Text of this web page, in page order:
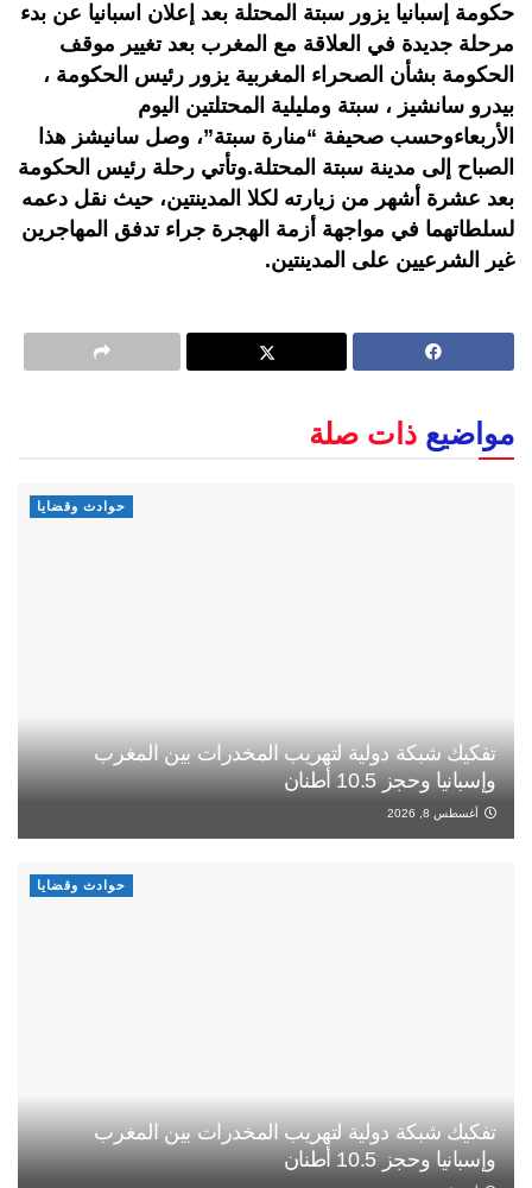
حكومة إسبانيا يزور سبتة المحتلة بعد إعلان اسبانيا عن بدء
مرحلة جديدة في العلاقة مع المغرب بعد تغيير موقف
الحكومة بشأن الصحراء المغربية يزور رئيس الحكومة ،
بيدرو سانشيز ، سبتة ومليلية المحتلتين اليوم
الأربعاءوحسب صحيفة “منارة سبتة”، وصل سانيشز هذا
الصباح إلى مدينة سبتة المحتلة.وتأتي رحلة رئيس الحكومة
بعد عشرة أشهر من زيارته لكلا المدينتين، حيث نقل دعمه
لسلطاتهما في مواجهة أزمة الهجرة جراء تدفق المهاجرين
غير الشرعيين على المدينتين.
مواضيع ذات صلة
حوادث وقضايا
تفكيك شبكة دولية لتهريب المخدرات بين المغرب
وإسبانيا وحجز 10.5 أطنان
أغسطس 8, 2026
حوادث وقضايا
تفكيك شبكة دولية لتهريب المخدرات بين المغرب
وإسبانيا وحجز 10.5 أطنان